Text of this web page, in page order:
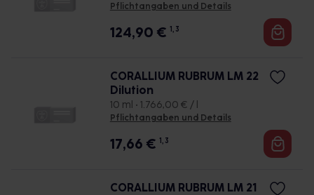
Pflichtangaben und Details
124,90 € 1, 3
CORALLIUM RUBRUM LM 22
Dilution
10 ml • 1.766,00 € / l
Pflichtangaben und Details
17,66 € 1, 3
CORALLIUM RUBRUM LM 21